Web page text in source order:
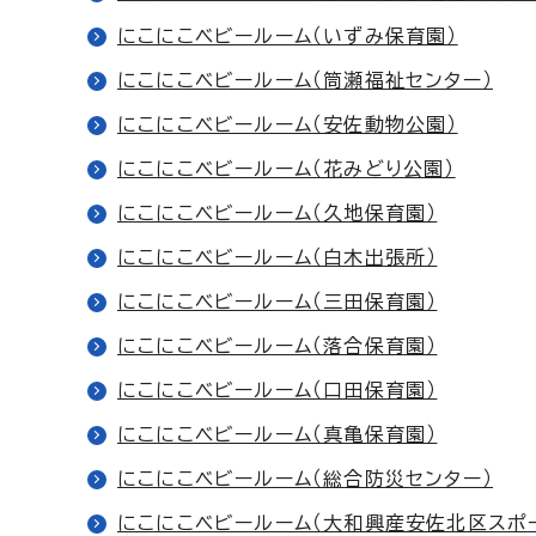
にこにこベビールーム（いずみ保育園）
にこにこベビールーム（筒瀬福祉センター）
にこにこベビールーム（安佐動物公園）
にこにこベビールーム（花みどり公園）
にこにこベビールーム（久地保育園）
にこにこベビールーム（白木出張所）
にこにこベビールーム（三田保育園）
にこにこベビールーム（落合保育園）
にこにこベビールーム（口田保育園）
にこにこベビールーム（真亀保育園）
にこにこベビールーム（総合防災センター）
にこにこベビールーム（大和興産安佐北区スポ